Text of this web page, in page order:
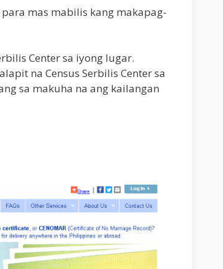
mas mabilis kang makapag-
Center sa iyong lugar.
na Census Serbilis Center sa
sa makuha na ang kailangan